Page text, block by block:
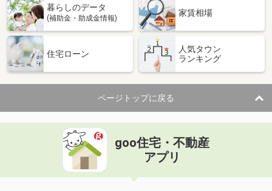
暮らしのデータ
(補助金・助成金情報)
家賃相場
住宅ローン
人気タウン
ランキング
ページトップに戻る
goo住宅・不動産
アプリ